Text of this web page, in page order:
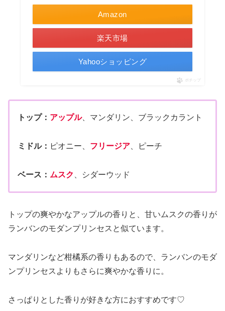
Amazon
楽天市場
Yahooショッピング
ポチップ
トップ： アップル、マンダリン、ブラックカラント
ミドル： ピオニー、 フリージア 、ピーチ
ベース： ムスク 、シダーウッド
トップの爽やかなアップルの香りと、甘いムスクの香りが
ランバンのモダンプリンセスと似ています。
マンダリンなど柑橘系の香りもあるので、ランバンのモダ
ンプリンセスよりもさらに爽やかな香りに。
さっぱりとした香りが好きな方におすすめです♡